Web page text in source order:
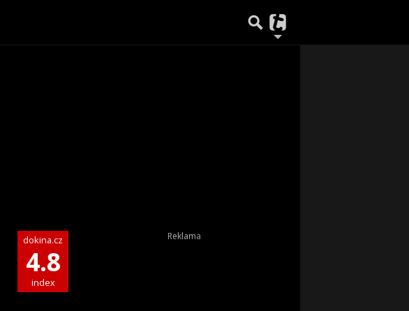
dokina.cz
4.8
index